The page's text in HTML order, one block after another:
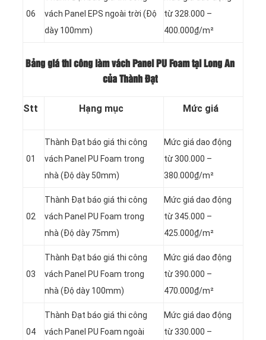
06
vách Panel EPS ngoài trời (Độ
dày 100mm)
từ 328.000 –
400.000₫/m²
Bảng giá thi công làm vách Panel PU Foam tại Long An
của Thành Đạt
Stt Hạng mục Mức giá
01
Thành Đạt báo giá thi công
vách Panel PU Foam trong
nhà (Độ dày 50mm)
Mức giá dao động
từ 300.000 –
380.000₫/m²
02
Thành Đạt báo giá thi công
vách Panel PU Foam trong
nhà (Độ dày 75mm)
Mức giá dao động
từ 345.000 –
425.000₫/m²
03
Thành Đạt báo giá thi công
vách Panel PU Foam trong
nhà (Độ dày 100mm)
Mức giá dao động
từ 390.000 –
470.000₫/m²
04
Thành Đạt báo giá thi công
vách Panel PU Foam ngoài
Mức giá dao động
từ 330.000 –